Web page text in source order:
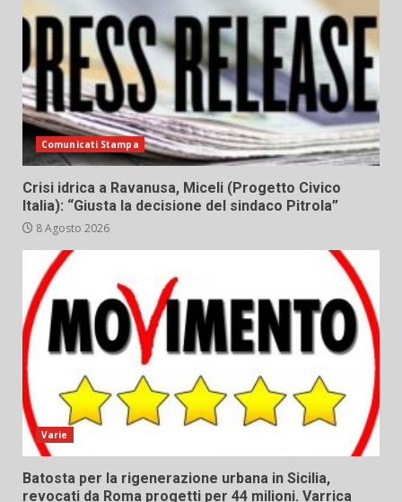
Comunicati Stampa
Crisi idrica a Ravanusa, Miceli (Progetto Civico
Italia): “Giusta la decisione del sindaco Pitrola”
8 Agosto 2026
Varie
Batosta per la rigenerazione urbana in Sicilia,
revocati da Roma progetti per 44 milioni. Varrica